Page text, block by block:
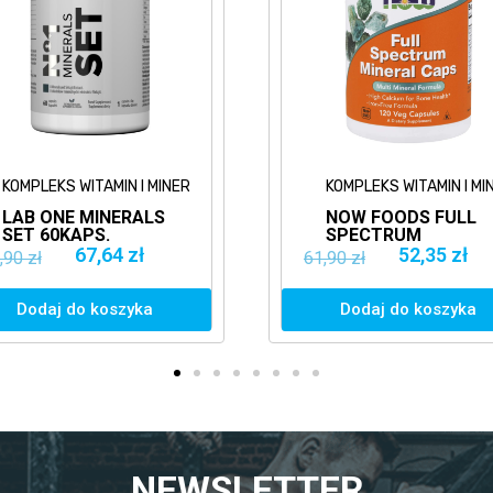
KOMPLEKS WITAMIN I MINERAŁÓW
NOW FOODS FULL
SPECTRUM
MINERALS
WITAMINY
MINERAŁY MU
61,90 zł
Dodaj do koszyka
32,90 zł
Dodaj